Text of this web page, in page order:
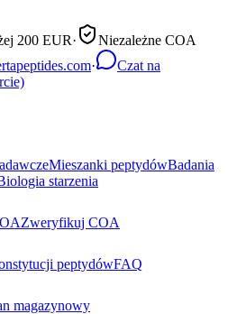
200 EUR·
Niezależne COA
·
Czat na
Mieszanki peptydówBadania
starzenia
Zweryfikuj COA
peptydówFAQ
magazynowy